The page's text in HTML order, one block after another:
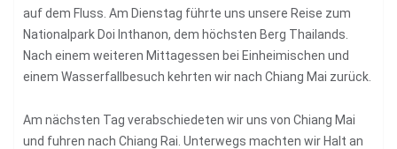
auf dem Fluss. Am Dienstag führte uns unsere Reise zum
Nationalpark Doi Inthanon, dem höchsten Berg Thailands.
Nach einem weiteren Mittagessen bei Einheimischen und
einem Wasserfallbesuch kehrten wir nach Chiang Mai zurück.
Am nächsten Tag verabschiedeten wir uns von Chiang Mai
und fuhren nach Chiang Rai. Unterwegs machten wir Halt an